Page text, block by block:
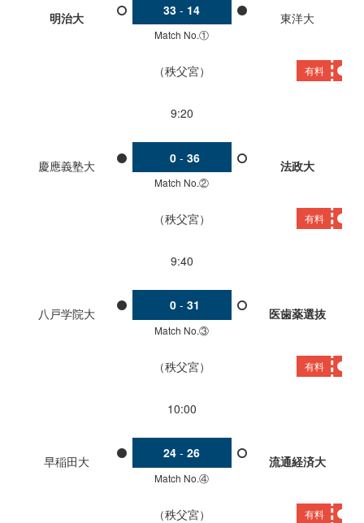
明治大
33 - 14
Match No.①
東洋大
秩父宮 有料
9:20
慶應義塾大
0 - 36
Match No.②
法政大
秩父宮 有料
9:40
八戸学院大
0 - 31
Match No.③
医歯薬選抜
秩父宮 有料
10:00
早稲田大
24 - 26
Match No.④
流通経済大
秩父宮 有料